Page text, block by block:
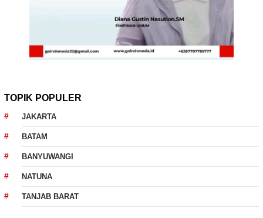
TOPIK POPULER
JAKARTA
BATAM
BANYUWANGI
NATUNA
TANJAB BARAT